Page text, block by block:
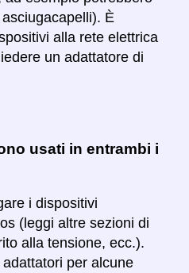
È
alla rete elettrica
un adattatore di
usati in entrambi i
i dispositivi
(leggi altre sezioni di
alla tensione, ecc.).
per alcune